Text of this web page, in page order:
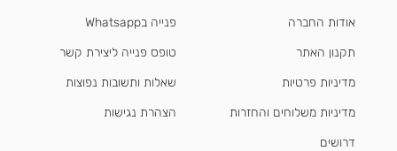
אודות החברה
תקנון האתר
מדיניות פרטיות
מדיניות משלוחים והחזרות
דרושים
פנייה בWhatsapp
טופס פנייה ליצירת קשר
שאלות ותשובות נפוצות
הצהרת נגישות